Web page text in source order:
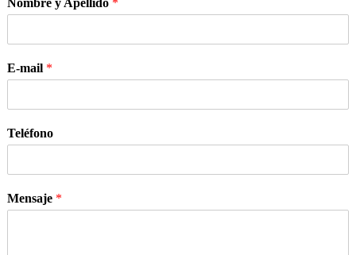
Nombre y Apellido *
E-mail *
Teléfono
Mensaje *